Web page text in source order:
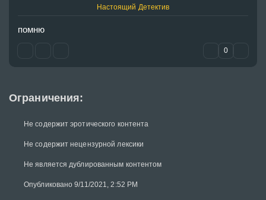
Ограничения:
Не содержит эротического контента
Не содержит нецензурной лексики
Не является дублированным контентом
Опубликовано 9/11/2021, 2:52 PM
Настоящий Детектив
помню
0